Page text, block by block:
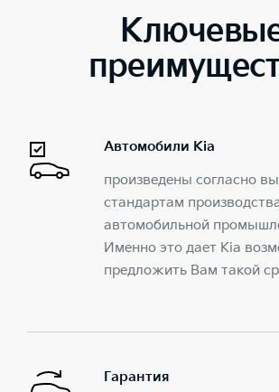
Автомобили Kia
произведены согласно
стандартам
автомобильной
Именно это дает Kia
предложить Вам такой
Гарантия